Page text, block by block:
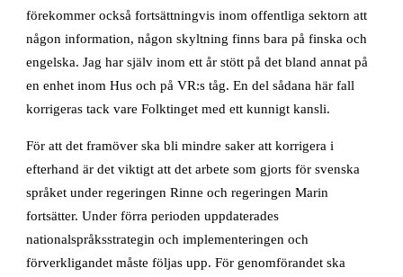
förekommer också fortsättningvis inom offentliga sektorn att
någon information, någon skyltning finns bara på finska och
engelska. Jag har själv inom ett år stött på det bland annat på
en enhet inom Hus och på VR:s tåg. En del sådana här fall
korrigeras tack vare Folktinget med ett kunnigt kansli.
För att det framöver ska bli mindre saker att korrigera i
efterhand är det viktigt att det arbete som gjorts för svenska
språket under regeringen Rinne och regeringen Marin
fortsätter. Under förra perioden uppdaterades
nationalspråksstrategin och implementeringen och
förverkligandet måste följas upp. För genomförandet ska